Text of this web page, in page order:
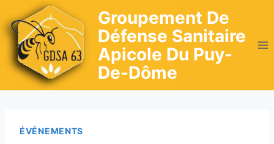
to
content
Groupement De
Défense Sanitaire
Apicole Du Puy-
De-Dôme
ÉVÉNEMENTS